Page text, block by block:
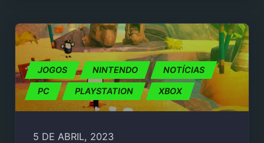
JOGOS NINTENDO NOTÍCIAS
PC PLAYSTATION XBOX
5 DE ABRIL, 2023